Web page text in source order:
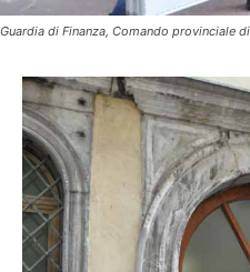
Guardia di Finanza, Comando provinciale